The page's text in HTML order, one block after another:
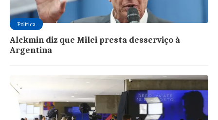
Política
Alckmin diz que Milei presta desserviço à
Argentina